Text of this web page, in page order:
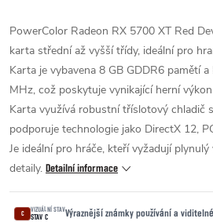
PowerColor Radeon RX 5700 XT Red
karta střední až vyšší třídy, ideální pro
Karta je vybavena 8 GB GDDR6 pamětí
MHz, což poskytuje vynikající herní
Karta využívá robustní tříslotový chladič
podporuje technologie jako DirectX 12,
Je ideální pro hráče, kteří vyžadují
detaily. Detailní informace
C VIZUÁLNÍ STAV
STAV C Výraznější známky používání a